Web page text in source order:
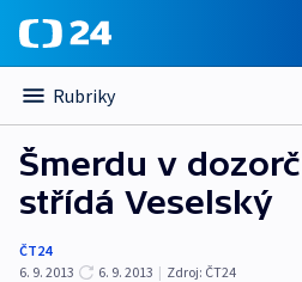
Rubriky
Šmerdu v
střídá Veselský
ČT24
6. 9. 2013
6. 9. 2013 | Zdroj: ČT24